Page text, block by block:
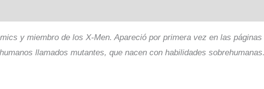
y miembro de los X-Men. Apareció por primera vez en las
llamados mutantes, que nacen con habilidades sobrehumanas.